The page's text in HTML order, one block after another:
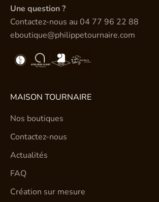
Une question ?
Contactez-nous au 04 77 96 22 88
eboutique@philippetournaire.com
MAISON TOURNAIRE
Nos boutiques
Contactez-nous
Actualités
FAQ
Création sur mesure